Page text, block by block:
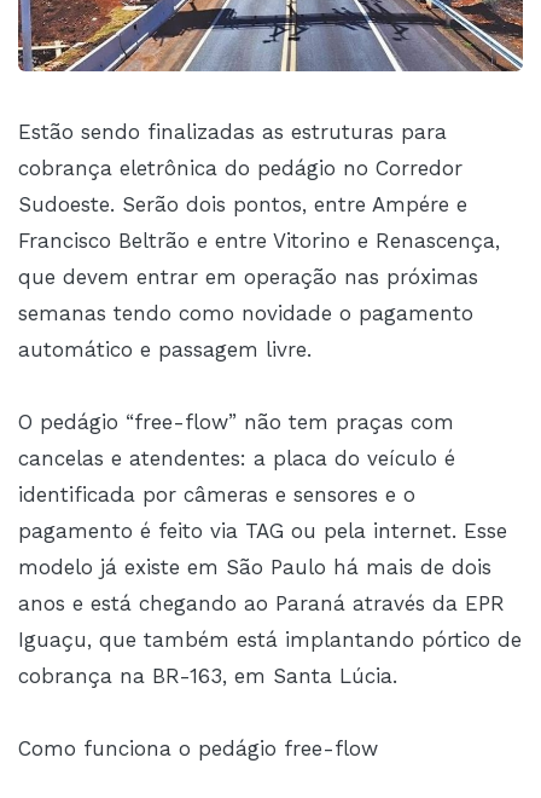
Estão sendo finalizadas as estruturas para
cobrança eletrônica do pedágio no Corredor
Sudoeste. Serão dois pontos, entre Ampére e
Francisco Beltrão e entre Vitorino e Renascença,
que devem entrar em operação nas próximas
semanas tendo como novidade o pagamento
automático e passagem livre.
O pedágio “free-flow” não tem praças com
cancelas e atendentes: a placa do veículo é
identificada por câmeras e sensores e o
pagamento é feito via TAG ou pela internet. Esse
modelo já existe em São Paulo há mais de dois
anos e está chegando ao Paraná através da EPR
Iguaçu, que também está implantando pórtico de
cobrança na BR-163, em Santa Lúcia.
Como funciona o pedágio free-flow